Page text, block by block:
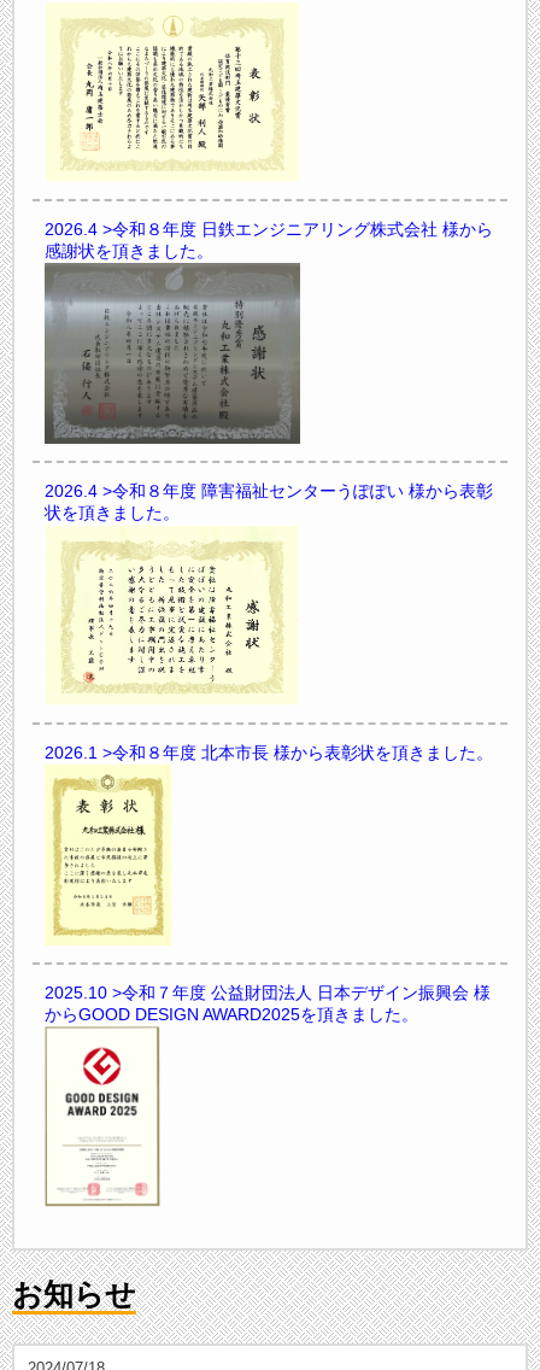
2026.4 >令和８年度 日鉄エンジニアリング株式会社 様から
感謝状を頂きました。
2026.4 >令和８年度 障害福祉センターうぽぽい 様から表彰
状を頂きました。
2026.1 >令和８年度 北本市長 様から表彰状を頂きました。
2025.10 >令和７年度 公益財団法人 日本デザイン振興会 様
からGOOD DESIGN AWARD2025を頂きました。
お知らせ